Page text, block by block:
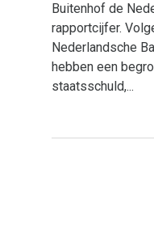
Buitenhof de
rapportcijfer.
Nederlandsche
hebben een
staatsschuld,...